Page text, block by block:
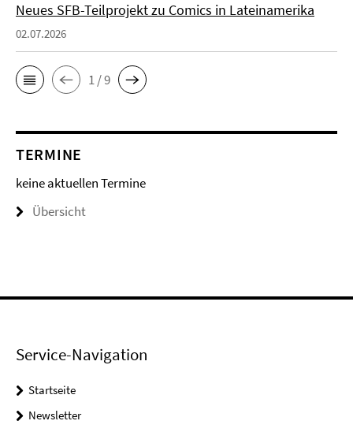
Neues SFB-Teilprojekt zu Comics in Lateinamerika
02.07.2026
1 / 9
TERMINE
keine aktuellen Termine
Übersicht
Service-Navigation
Startseite
Newsletter